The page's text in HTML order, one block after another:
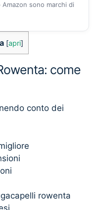
sono marchi di
[apri]
come
conto dei
rowenta